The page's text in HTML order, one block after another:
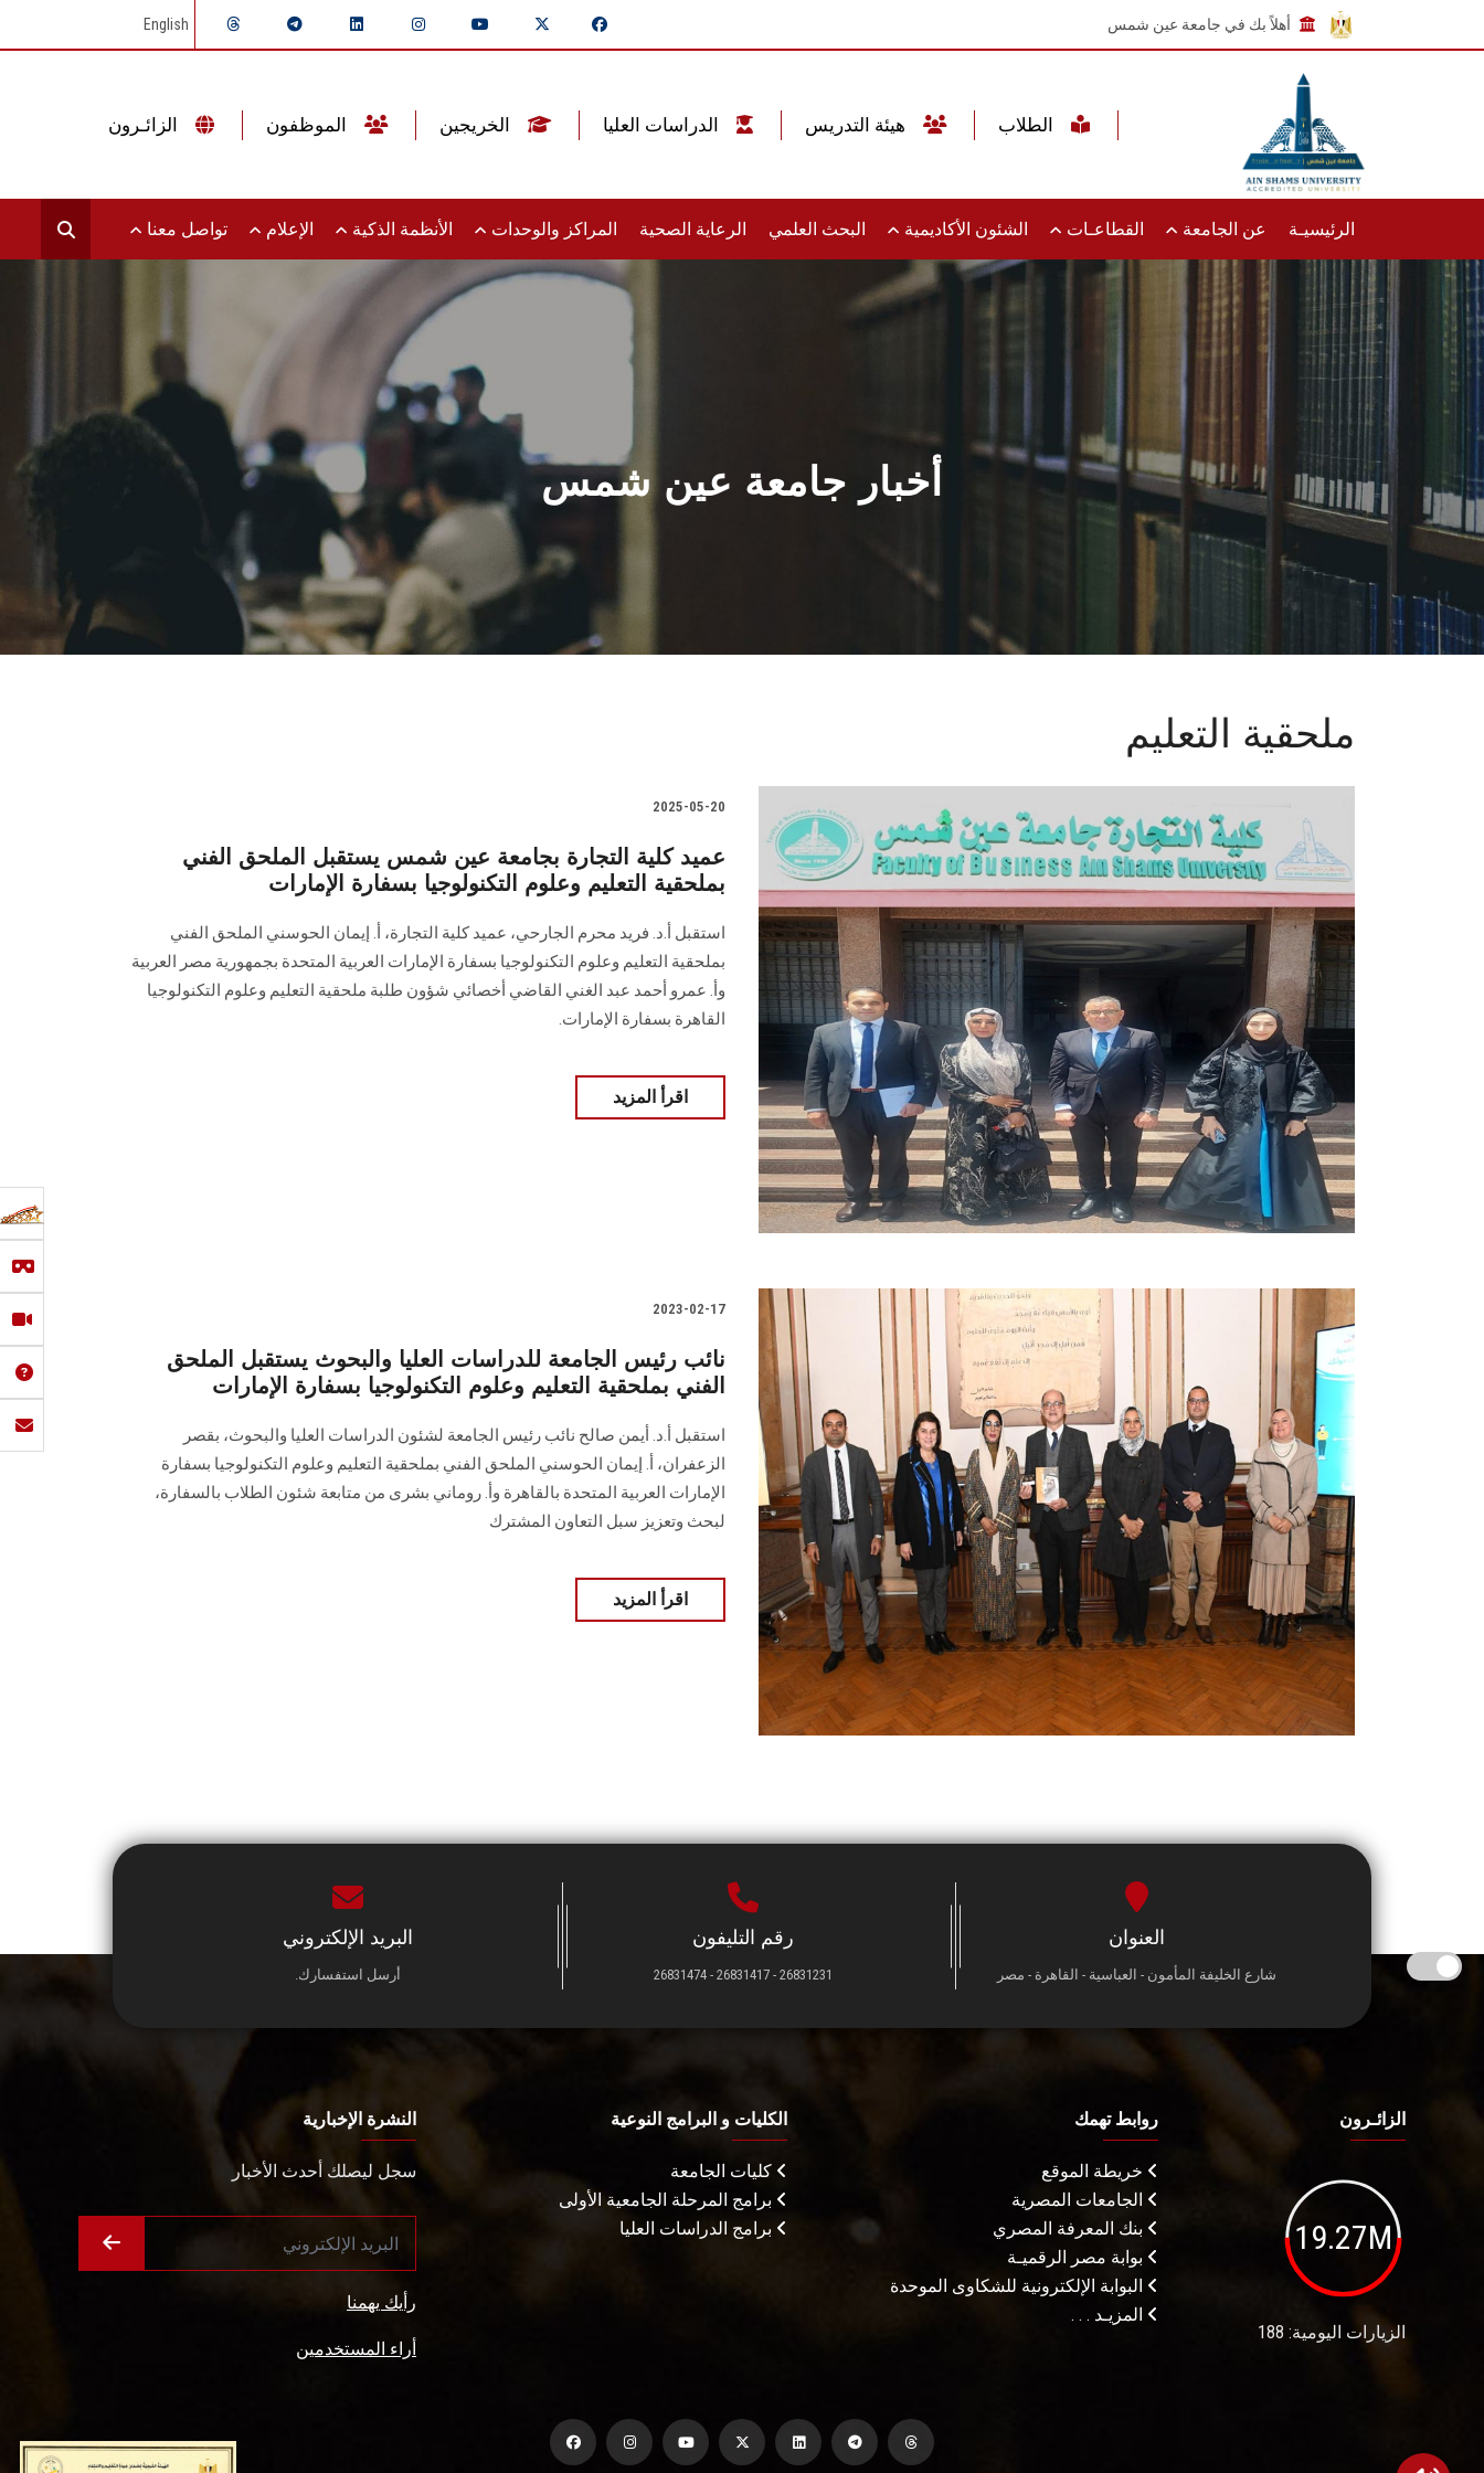
أهلاً بك في جامعة عين شمس English
الرئيسيـة عن الجامعة القطاعـات الشئون الأكاديمية البحث العلمي الرعاية الصحية المراكز والوحدات الأنظمة الذكية الإعلام تواصل معنا
أخبار جامعة عين شمس
ملحقية التعليم
2025-05-20
عميد كلية التجارة بجامعة عين شمس يستقبل الملحق الفني
بملحقية التعليم وعلوم التكنولوجيا بسفارة الإمارات
استقبل أ.د. فريد محرم الجارحي، عميد كلية التجارة، أ. إيمان الحوسني الملحق الفني
بملحقية التعليم وعلوم التكنولوجيا بسفارة الإمارات العربية المتحدة بجمهورية مصر العربية
وأ. عمرو أحمد عبد الغني القاضي أخصائي شؤون طلبة ملحقية التعليم وعلوم التكنولوجيا
القاهرة بسفارة الإمارات.
اقرأ المزيد
2023-02-17
نائب رئيس الجامعة للدراسات العليا والبحوث يستقبل الملحق
الفني بملحقية التعليم وعلوم التكنولوجيا بسفارة الإمارات
استقبل أ.د. أيمن صالح نائب رئيس الجامعة لشئون الدراسات العليا والبحوث، بقصر
الزعفران، أ. إيمان الحوسني الملحق الفني بملحقية التعليم وعلوم التكنولوجيا بسفارة
الإمارات العربية المتحدة بالقاهرة وأ. روماني بشرى من متابعة شئون الطلاب بالسفارة،
لبحث وتعزيز سبل التعاون المشترك
اقرأ المزيد
العنوان
شارع الخليفة المأمون - العباسية - القاهرة - مصر
رقم التليفون
26831231 - 26831417 - 26831474
البريد الإلكتروني
أرسل استفسارك.
الزائـرون
19.27M
الزيارات اليومية: 188
روابط تهمك
خريطة الموقع
الجامعات المصرية
بنك المعرفة المصري
بوابة مصر الرقميـة
البوابة الإلكترونية للشكاوى الموحدة
المزيـد . . .
الكليات و البرامج النوعية
كليات الجامعة
برامج المرحلة الجامعية الأولى
برامج الدراسات العليا
النشرة الإخبارية
سجل ليصلك أحدث الأخبار
رأيك يهمنا
أراء المستخدمين